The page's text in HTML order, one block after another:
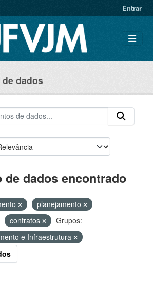
Entrar
dados
de dados encontrado
planejamento
contratos
Grupos:
e Infraestrutura